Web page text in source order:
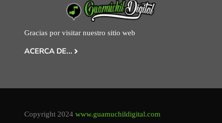
Gracias por visitar nuestro sitio web
ACERCA DE...
Copyright 2024 www.guamuchildigital.com